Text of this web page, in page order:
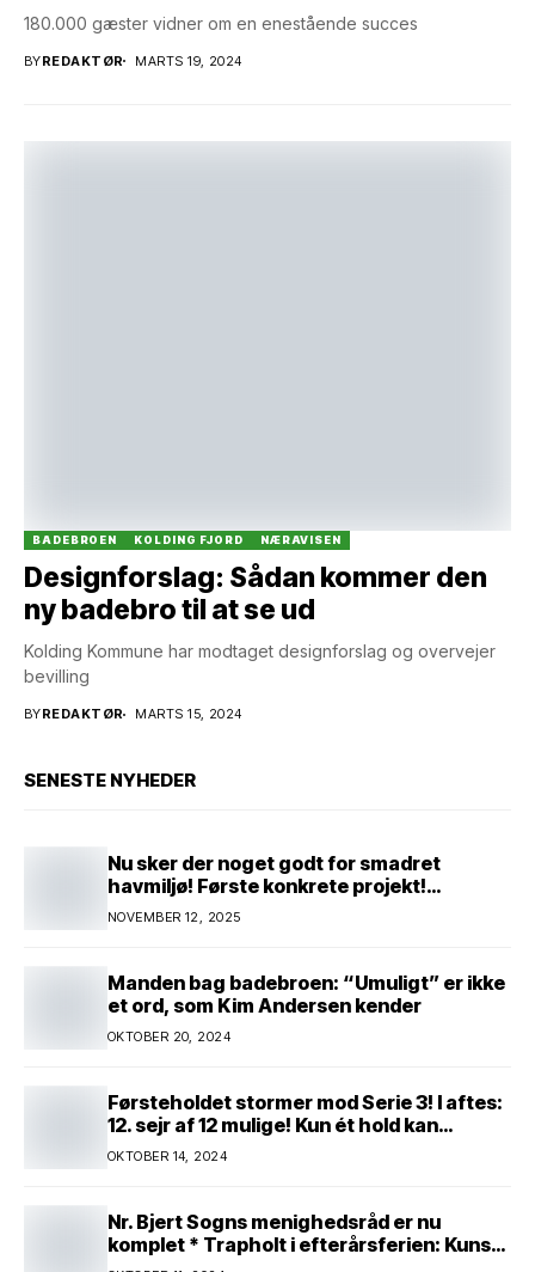
180.000 gæster vidner om en enestående succes
BYREDAKTØR MARTS 19, 2024
BADEBROEN KOLDING FJORD NÆRAVISEN
Designforslag: Sådan kommer den
ny badebro til at se ud
Kolding Kommune har modtaget designforslag og overvejer
bevilling
BYREDAKTØR MARTS 15, 2024
SENESTE NYHEDER
Nu sker der noget godt for smadret
havmiljø! Første konkrete projekt!
Genopretning af natur i lavbundsområde
ved Eltang Vig! 31 hektar! 2,5 millioner
NOVEMBER 12, 2025
Manden bag badebroen: “Umuligt” er ikke
et ord, som Kim Andersen kender
OKTOBER 20, 2024
Førsteholdet stormer mod Serie 3! I aftes:
12. sejr af 12 mulige! Kun ét hold kan
spænde ben! Afgørende kamp venter! Alle
mand af hus! Kør med og støt!
OKTOBER 14, 2024
Nr. Bjert Sogns menighedsråd er nu
komplet * Trapholt i efterårsferien: Kunst
og kreativitet i børnehøjde * Nr. Bjert